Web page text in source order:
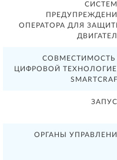
ОПЕРАТОРА ДЛЯ
СОВМЕСТИМОСТЬ
ЦИФРОВОЙ
ОРГАНЫ